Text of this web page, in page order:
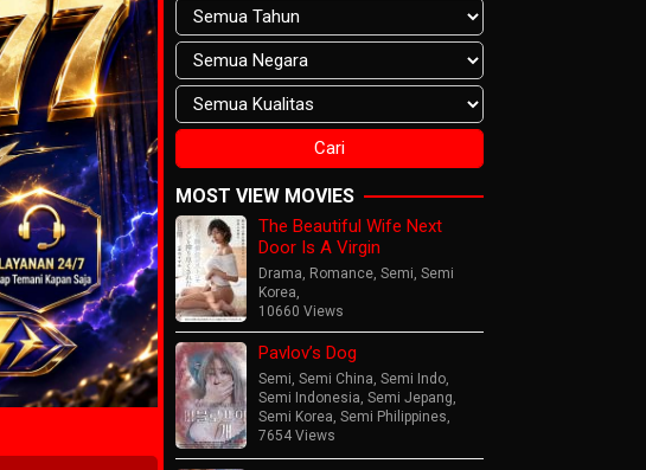
4 Wait Time
MOST VIEW MOVIES
The Beautiful Wife Next
Door Is A Virgin
Drama Romance Semi Semi
Korea
10660 Views
Pavlov’s Dog
Semi Semi China Semi Indo
Semi Indonesia Semi Jepang
Semi Korea Semi Philippines
7654 Views